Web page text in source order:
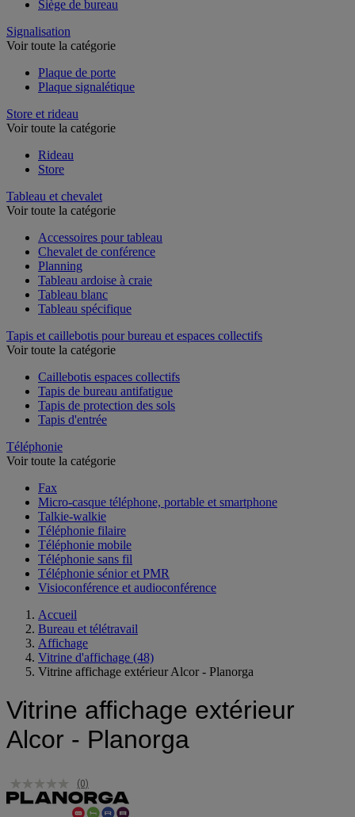
Siège de bureau
Signalisation
Voir toute la catégorie
Plaque de porte
Plaque signalétique
Store et rideau
Voir toute la catégorie
Rideau
Store
Tableau et chevalet
Voir toute la catégorie
Accessoires pour tableau
Chevalet de conférence
Planning
Tableau ardoise à craie
Tableau blanc
Tableau spécifique
Tapis et caillebotis pour bureau et espaces collectifs
Voir toute la catégorie
Caillebotis espaces collectifs
Tapis de bureau antifatigue
Tapis de protection des sols
Tapis d'entrée
Téléphonie
Voir toute la catégorie
Fax
Micro-casque téléphone, portable et smartphone
Talkie-walkie
Téléphonie filaire
Téléphonie mobile
Téléphonie sans fil
Téléphonie sénior et PMR
Visioconférence et audioconférence
Accueil
Bureau et télétravail
Affichage
Vitrine d'affichage (48)
Vitrine affichage extérieur Alcor - Planorga
Vitrine affichage extérieur
Alcor - Planorga
(0)